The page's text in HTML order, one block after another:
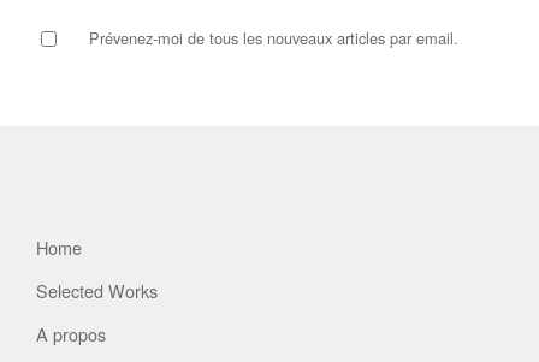
Prévenez-moi de tous les nouveaux articles par email.
Home
Selected Works
A propos